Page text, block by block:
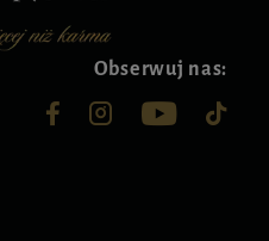
Obserwuj nas: